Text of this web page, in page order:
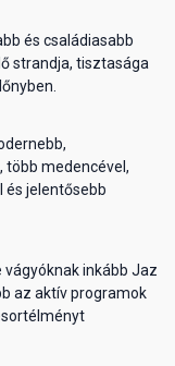
és családiasabb
strandja, tisztasága
több medencével,
és jelentősebb
inkább Jaz
az aktív programok